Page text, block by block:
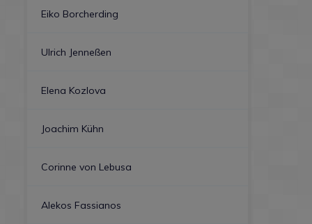
Eiko Borcherding
Ulrich Jenneßen
Elena Kozlova
Joachim Kühn
Corinne von Lebusa
Alekos Fassianos